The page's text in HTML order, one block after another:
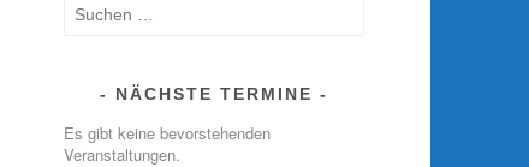
Suche
NÄCHSTE TERMINE
Es gibt keine bevorstehenden
Veranstaltungen.